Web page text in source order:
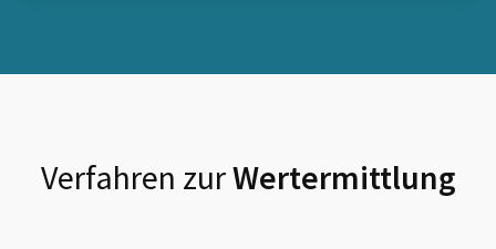
Verfahren zurWertermittlung